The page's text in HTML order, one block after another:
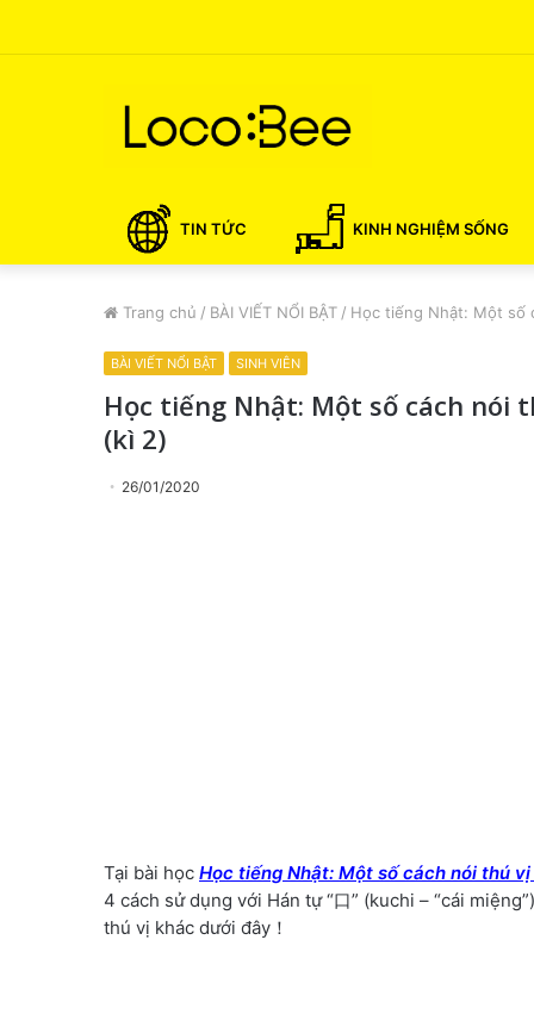
TIN TỨC KINH NGHIỆM SỐNG
Trang chủ / BÀI VIẾT NỔI BẬT / Học tiếng Nhật: Một số
BÀI VIẾT NỔI BẬT SINH VIÊN
Học tiếng Nhật: Một số cách nói
(kì 2)
26/01/2020
Tại bài học Học tiếng Nhật: Một số cách nói thú
4 cách sử dụng với Hán tự “口” (kuchi – “cái
thú vị khác dưới đây！